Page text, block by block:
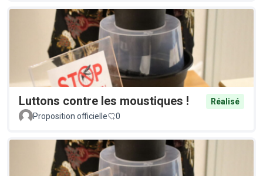
Luttons contre les moustiques !
Réalisé
Proposition officielle
0